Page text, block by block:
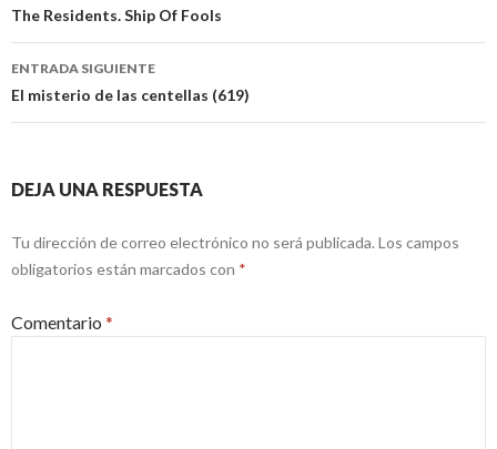
de
entradas
The Residents. Ship Of Fools
ENTRADA SIGUIENTE
El misterio de las centellas (619)
DEJA UNA RESPUESTA
Tu dirección de correo electrónico no será publicada. Los campos
obligatorios están marcados con *
Comentario *